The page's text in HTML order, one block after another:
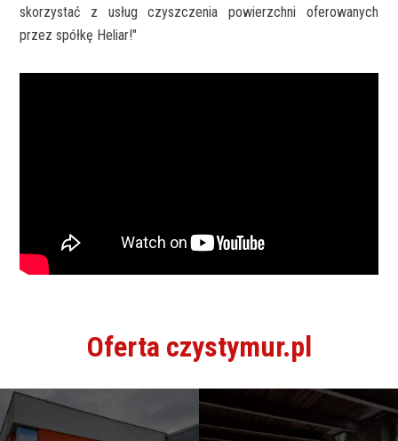
skorzystać z usług czyszczenia powierzchni oferowanych
przez spółkę Heliar!"
Oferta czystymur.pl